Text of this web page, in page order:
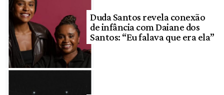
Duda Santos revela conexão
de infância com Daiane dos
Santos: “Eu falava que era ela”